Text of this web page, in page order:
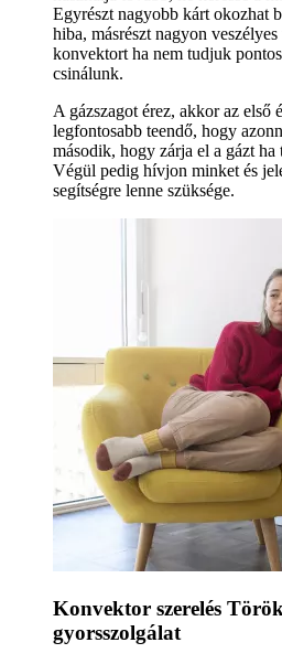
Egyrészt nagyobb kárt okozhat
hiba, másrészt nagyon
konvektort ha nem tudjuk
csinálunk.
A gázszagot érez, akkor az első
legfontosabb teendő, hogy
második, hogy zárja el a gázt
Végül pedig hívjon minket és
segítségre lenne szüksége.
Konvektor szerelés
gyorsszolgálat